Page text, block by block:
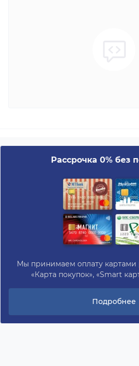
Рассрочка 0% без
Мы принимаем оплату картами
«Карта покупок», «Smart
Подробнее